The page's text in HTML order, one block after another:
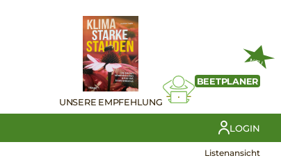
UNSERE EMPFEHLUNG
NEU
BEETPLANER
LOGIN
Listenansicht